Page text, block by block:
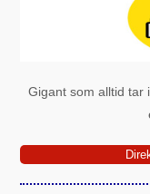
Gigant som alltid tar